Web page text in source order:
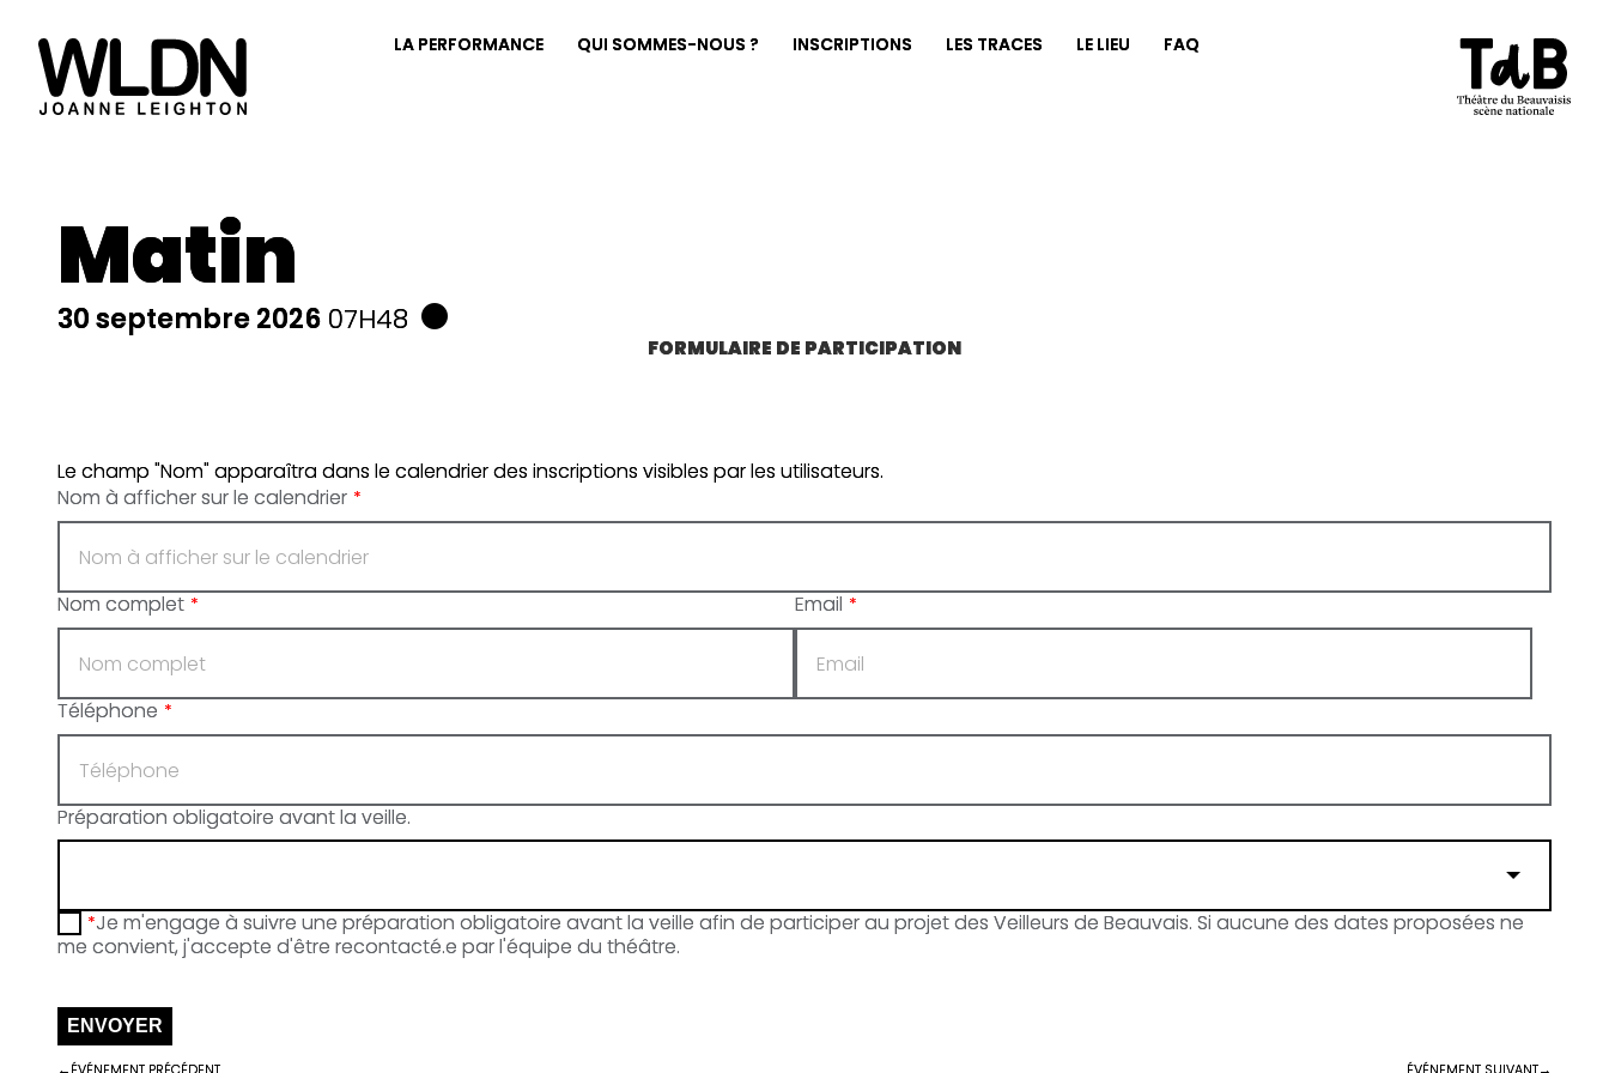
LA PERFORMANCE QUI SOMMES-NOUS ? INSCRIPTIONS LES TRACES LE LIEU FAQ
Matin
30 septembre 2026 07H48
FORMULAIRE DE PARTICIPATION
Le champ "Nom" apparaîtra dans le calendrier des inscriptions visibles par les utilisateurs.
Nom à afficher sur le calendrier *
Nom complet * Email *
Téléphone *
Préparation obligatoire avant la veille.
*Je m'engage à suivre une préparation obligatoire avant la veille afin de participer au projet des Veilleurs de Beauvais. Si aucune des dates proposées ne
me convient, j'accepte d'être recontacté.e par l'équipe du théâtre.
ENVOYER